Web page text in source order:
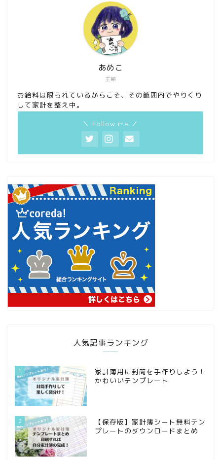
主婦
あめこ
お給料は限られているからこそ、その範囲内でやりくり
して家計を整え中。
＼ Follow me ／
人気記事ランキング
1
家計簿用に封筒を手作りしよう！
かわいいテンプレート
2
【保存版】家計簿シート無料テン
プレートのダウンロードまとめ